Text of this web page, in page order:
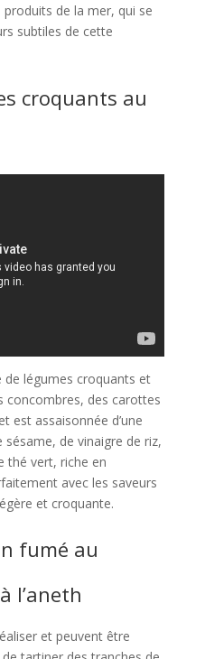
de la mer, qui se
subtiles de cette
croquants au
légumes croquants et
concombres, des carottes
est assaisonnée d’une
sésame, de vinaigre de riz,
thé vert, riche en
avec les saveurs
et croquante.
fumé au
l’aneth
et peuvent être